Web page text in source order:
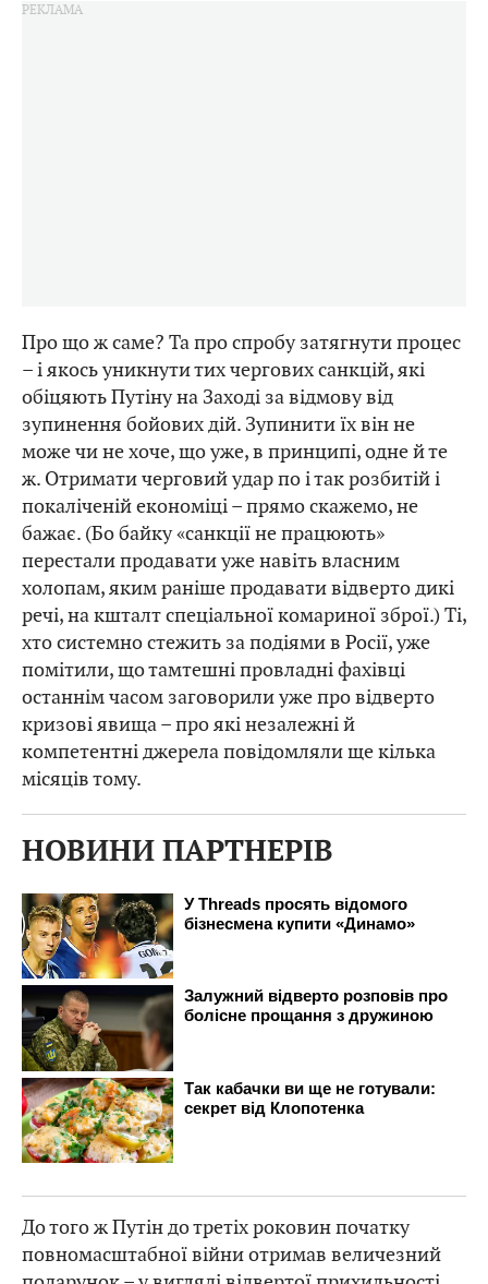
Про що ж саме? Та про спробу затягнути процес
– і якось уникнути тих чергових санкцій, які
обіцяють Путіну на Заході за відмову від
зупинення бойових дій. Зупинити їх він не
може чи не хоче, що уже, в принципі, одне й те
ж. Отримати черговий удар по і так розбитій і
покаліченій економіці – прямо скажемо, не
бажає. (Бо байку «санкції не працюють»
перестали продавати уже навіть власним
холопам, яким раніше продавати відверто дикі
речі, на кшталт спеціальної комариної зброї.) Ті,
хто системно стежить за подіями в Росії, уже
помітили, що тамтешні провладні фахівці
останнім часом заговорили уже про відверто
кризові явища – про які незалежні й
компетентні джерела повідомляли ще кілька
місяців тому.
НОВИНИ ПАРТНЕРІВ
До того ж Путін до третіх роковин початку
повномасштабної війни отримав величезний